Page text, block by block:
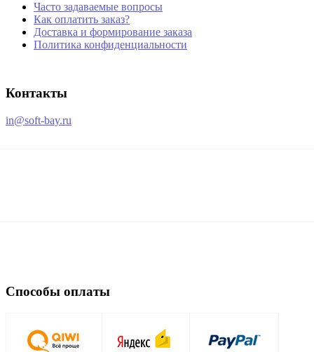
Часто задаваемые вопросы
Как оплатить заказ?
Доставка и формирование заказа
Политика конфиденциальности
Контакты
in@soft-bay.ru
Способы оплаты